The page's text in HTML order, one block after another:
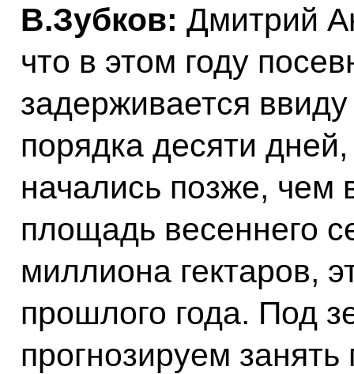
В.Зубков: Дмитрий
что в этом году
задерживается
порядка десяти
начались позже,
площадь весеннего
миллиона гектаров,
прошлого года. Под
прогнозируем